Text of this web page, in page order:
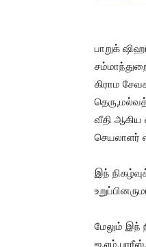
பாறுக்
கிராம
வீதி ஆகிய
செயலாளர்
இந்
மேலும் இந்